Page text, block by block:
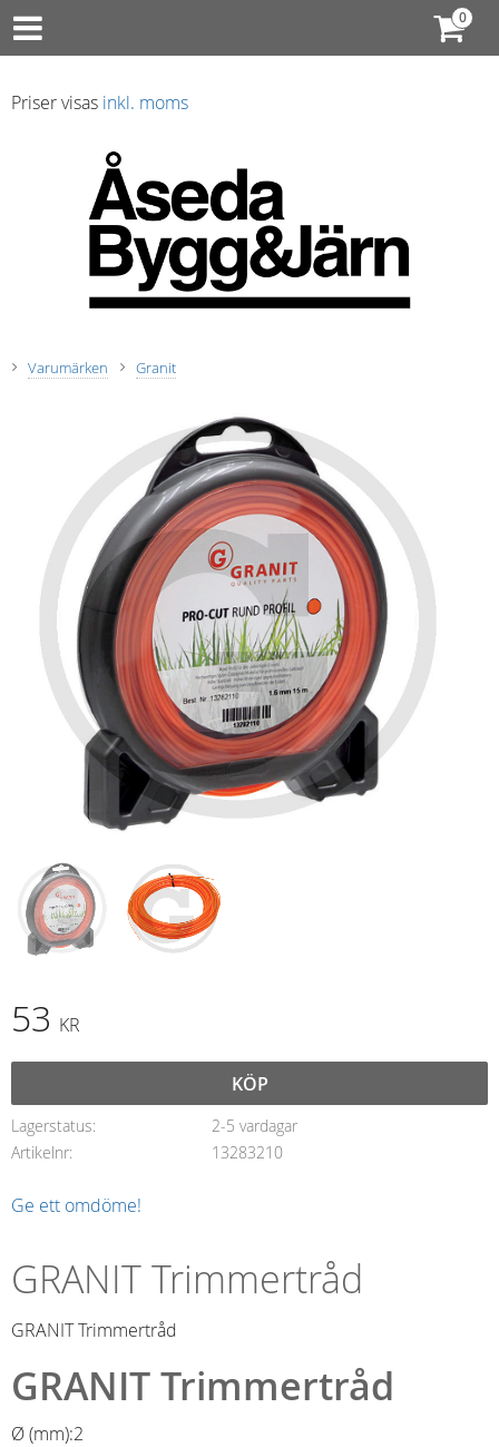
Priser visas inkl. moms
Varumärken Granit
53 KR
KÖP
Lagerstatus
2-5 vardagar
Artikelnr
13283210
Ge ett omdöme!
GRANIT Trimmertråd
GRANIT Trimmertråd
GRANIT Trimmertråd
Ø (mm):2